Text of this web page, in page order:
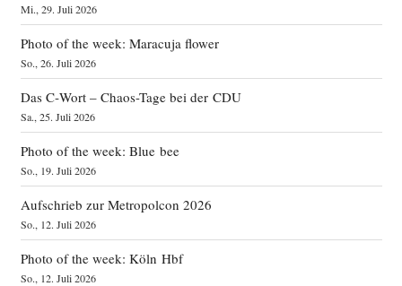
Mi., 29. Juli 2026
Photo of the week: Maracuja flower
So., 26. Juli 2026
Das C‑Wort – Chaos-Tage bei der CDU
Sa., 25. Juli 2026
Photo of the week: Blue bee
So., 19. Juli 2026
Aufschrieb zur Metropolcon 2026
So., 12. Juli 2026
Photo of the week: Köln Hbf
So., 12. Juli 2026